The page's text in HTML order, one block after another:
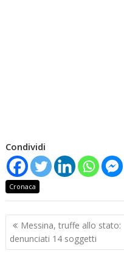
Condividi
Cronaca
Navigazione
articoli
Messina, truffe allo stato:
denunciati 14 soggetti